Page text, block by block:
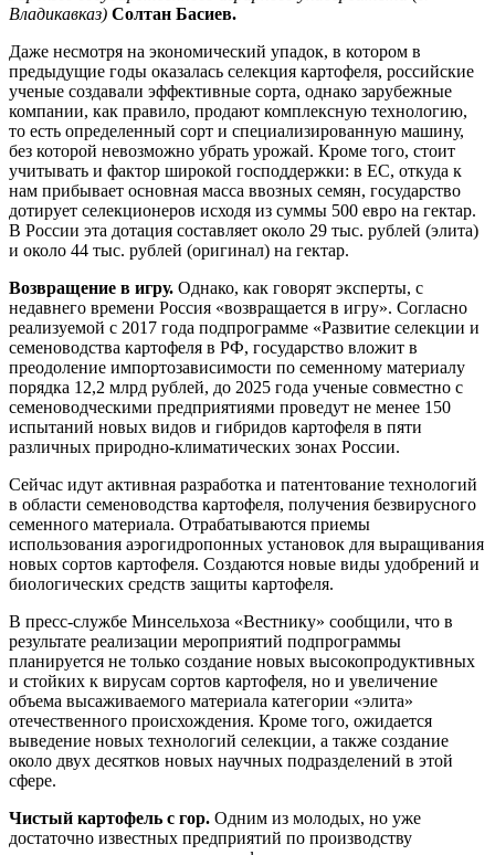
Владикавказ) Солтан Басиев.
Даже несмотря на экономический упадок, в котором в
предыдущие годы оказалась селекция картофеля, российские
ученые создавали эффективные сорта, однако зарубежные
компании, как правило, продают комплексную технологию,
то есть определенный сорт и специализированную машину,
без которой невозможно убрать урожай. Кроме того, стоит
учитывать и фактор широкой господдержки: в ЕС, откуда к
нам прибывает основная масса ввозных семян, государство
дотирует селекционеров исходя из суммы 500 евро на гектар.
В России эта дотация составляет около 29 тыс. рублей (элита)
и около 44 тыс. рублей (оригинал) на гектар.
Возвращение в игру. Однако, как говорят эксперты, с
недавнего времени Россия «возвращается в игру». Согласно
реализуемой с 2017 года подпрограмме «Развитие селекции и
семеноводства картофеля в РФ, государство вложит в
преодоление импортозависимости по семенному материалу
порядка 12,2 млрд рублей, до 2025 года ученые совместно с
семеноводческими предприятиями проведут не менее 150
испытаний новых видов и гибридов картофеля в пяти
различных природно-климатических зонах России.
Сейчас идут активная разработка и патентование технологий
в области семеноводства картофеля, получения безвирусного
семенного материала. Отрабатываются приемы
использования аэрогидропонных установок для выращивания
новых сортов картофеля. Создаются новые виды удобрений и
биологических средств защиты картофеля.
В пресс-службе Минсельхоза «Вестнику» сообщили, что в
результате реализации мероприятий подпрограммы
планируется не только создание новых высокопродуктивных
и стойких к вирусам сортов картофеля, но и увеличение
объема высаживаемого материала категории «элита»
отечественного происхождения. Кроме того, ожидается
выведение новых технологий селекции, а также создание
около двух десятков новых научных подразделений в этой
сфере.
Чистый картофель с гор. Одним из молодых, но уже
достаточно известных предприятий по производству